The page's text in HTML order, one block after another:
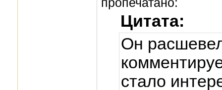
пропечатано:
Цитата:
Он
стало